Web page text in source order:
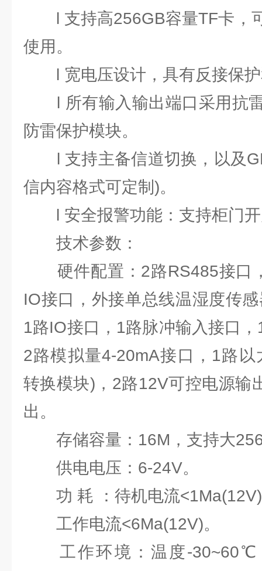
l 支持高256GB容量TF卡，
使用。
l 宽电压设计，具有反接保护
l 所有输入输出端口采用抗
防雷保护模块。
l 支持主备信道切换，以及
信内容格式可定制)。
l 安全报警功能：支持柜门开
技术参数：
硬件配置：2路RS485接口
IO接口，外接单总线温湿度传
1路IO接口，1路脉冲输入接口
2路模拟量4-20mA接口，1路
转换模块)，2路12V可控电源输
出。
存储容量：16M，支持大
供电电压：6-24V。
功 耗 ：待机电流
工作电流<6Ma(12V)。
工作环境：温度-30~60℃